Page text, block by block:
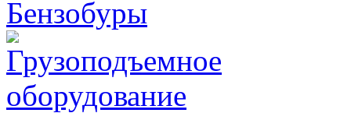
Бензобуры